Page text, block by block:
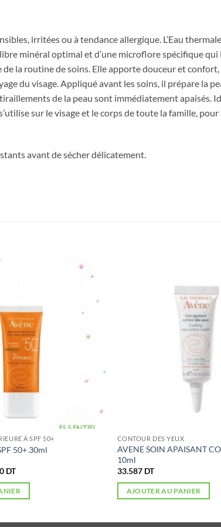
irritées ou à tendance allergique. L’Eau
minéral optimal et d’une microflore spécifique
de la routine de soins. Elle apporte douceur et
du visage. Appliqué avant les soins, il prépare la
de la peau sont immédiatement apaisés.
sur le visage et le corps de toute la famille,
avant de sécher délicatement.
À SPF 50+
50+ 30ml
DTLe
actuel
est :
CONTOUR DES YEUX
AVENE SOIN APAISANT
10ml
33.587 DT
AJOUTER AU PANIER